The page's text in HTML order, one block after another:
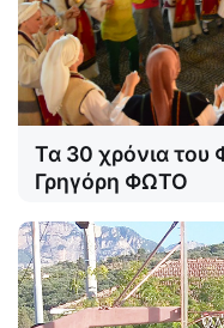
Τα 30 χρόνια του
Γρηγόρη ΦΩΤΟ